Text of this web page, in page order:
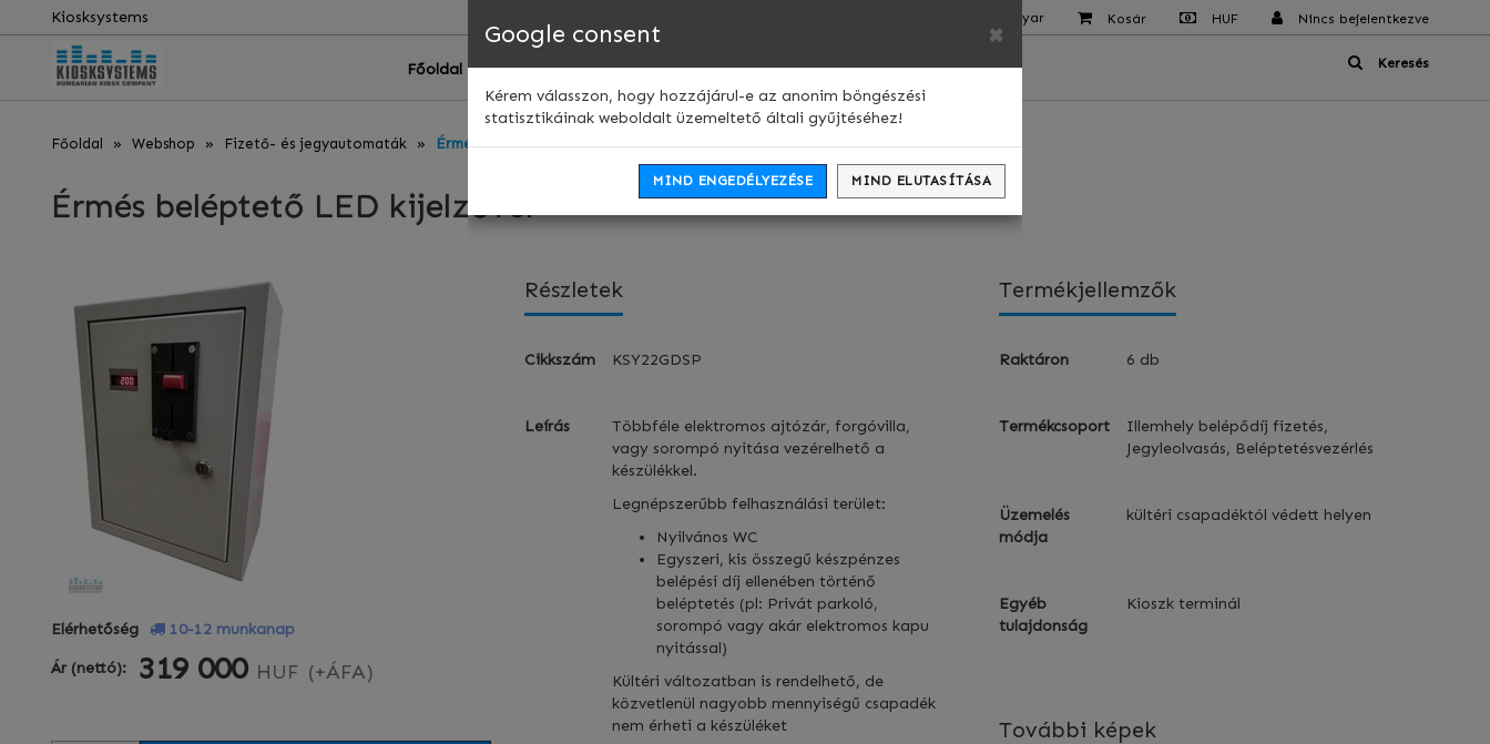
Kiosksystems Nyelv: Magyar Kosár HUF Nincs bejelentkezve
Főoldal Webshop Kapcsolat Keresés
Főoldal Webshop Fizető- és jegyautomaták Érmés beléptető LED kijelzővel
Érmés beléptető LED kijelzővel
Elérhetőség 10-12 munkanap
Ár (nettó): 319 000 HUF (+ÁFA)
Részletek
Cikkszám KSY22GDSP
Leírás
Többféle elektromos ajtózár, forgóvilla,
vagy sorompó nyitása vezérelhető a
készülékkel.
Legnépszerűbb felhasználási terület:
Nyilvános WC
Egyszeri, kis összegű készpénzes
belépési díj ellenében történő
beléptetés (pl: Privát parkoló,
sorompó vagy akár elektromos kapu
nyitással)
Kültéri változatban is rendelhető, de
közvetlenül nagyobb mennyiségű csapadék
nem érheti a készüléket
Termékjellemzők
Raktáron 6 db
Termékcsoport
Illemhely belépődíj fizetés,
Jegyleolvasás, Beléptetésvezérlés
Üzemelés
módja
kültéri csapadéktól védett helyen
Egyéb
tulajdonság
Kioszk terminál
További képek
×
Google consent
Kérem válasszon, hogy hozzájárul-e az anonim böngészési
statisztikáinak weboldalt üzemeltető általi gyűjtéséhez!
MIND ENGEDÉLYEZÉSE MIND ELUTASÍTÁSA